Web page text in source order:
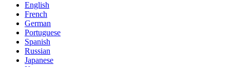
English
French
German
Portuguese
Spanish
Russian
Japanese